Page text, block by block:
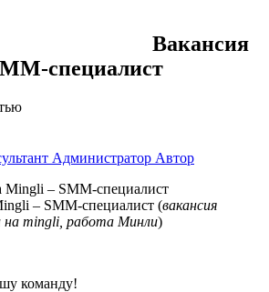
Вакансия
специалист
Администратор Автор
– SMM-специалист (вакансия
на mingli, работа Минли)
команду!